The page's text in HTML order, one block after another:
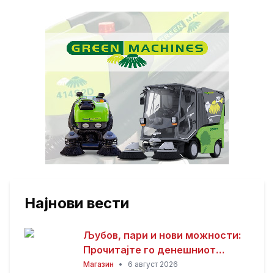
Најнови вести
Љубов, пари и нови можности:
Прочитајте го денешниот
хороскоп
Магазин • 6 август 2026